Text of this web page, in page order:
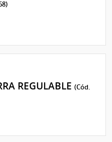
REGULABLE(Cód.